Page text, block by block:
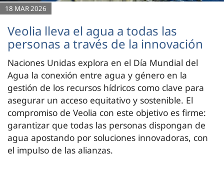
18 MAR 2026
Veolia lleva el agua a todas las
personas a través de la innovación
Naciones Unidas explora en el Día Mundial del
Agua la conexión entre agua y género en la
gestión de los recursos hídricos como clave para
asegurar un acceso equitativo y sostenible. El
compromiso de Veolia con este objetivo es firme:
garantizar que todas las personas dispongan de
agua apostando por soluciones innovadoras, con
el impulso de las alianzas.